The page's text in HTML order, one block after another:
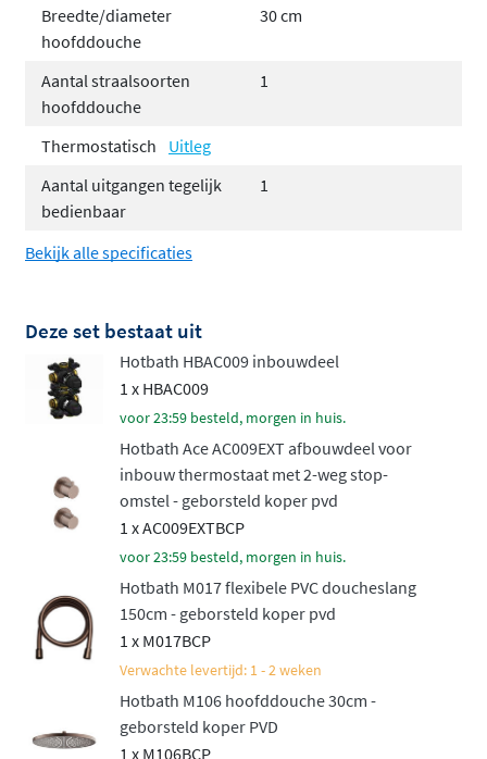
Bevestiging via een wandarm of plafondbuis,
afgestemd op uw badkamerindeling
Een elegante staafhanddouche of een veelzijdige
3-standen handdouche voor extra flexibiliteit
Vaste wandhouder of verstelbare glijstang, ideaal
DeHotbath Ace serie
kwaliteit en een slank, verfijnd ontwerp. Tegelijk biedt
doucheset die niet alleen functioneel is, maar ook een
luxueuze uitstraling heeft die perfect past in elke
moderne badkamer. Uw dagelijkse doucheroutine
wordt er meteen een stuk aangenamer op.
Verkiest u een mengkraan boven een thermostaat?
Ontdek dan deHotbath ACE inbouw doucheset met
mengkraan
Breedte/diameter
hoofddouche
30 cm
Aantal straalsoorten
hoofddouche
1
Thermostatisch
Uitleg
Aantal uitgangen tegelijk
bedienbaar
1
Bekijk alle specificaties
Deze set bestaat uit
Hotbath HBAC009 inbouwdeel
1 x HBAC009
voor 23:59 besteld, morgen in huis.
Hotbath Ace AC009EXT afbouwdeel voor
inbouw thermostaat met 2-weg stop-
omstel - geborsteld koper pvd
1 x AC009EXTBCP
voor 23:59 besteld, morgen in huis.
Hotbath M017 flexibele PVC doucheslang
150cm - geborsteld koper pvd
1 x M017BCP
Verwachte levertijd: 1 - 2 weken
Hotbath M106 hoofddouche 30cm -
geborsteld koper PVD
1 x M106BCP